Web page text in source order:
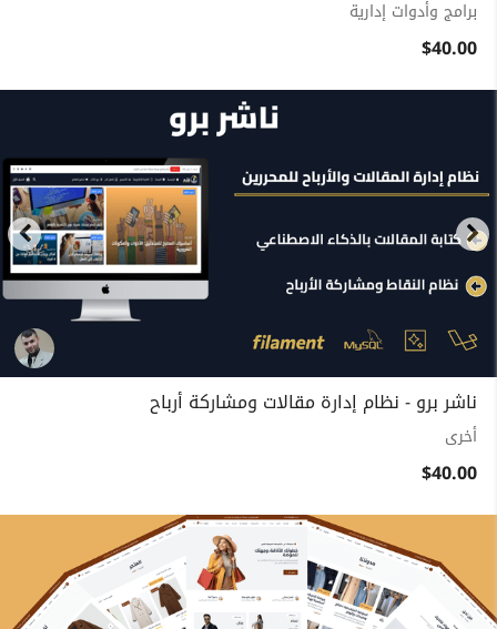
برامج وأدوات إدارية
$40.00
ناشر برو - نظام إدارة مقالات ومشاركة أرباح
أخرى
$40.00